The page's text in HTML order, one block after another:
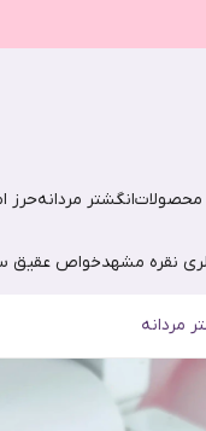
انگشتر مردانهحرز
نقره مشهدخواص عقیق
مردانه